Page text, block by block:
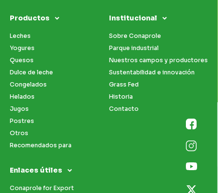
Productos
Leches
Yogures
Quesos
Dulce de leche
Congelados
Helados
Jugos
Postres
Otros
Recomendados para
Institucional
Sobre Conaprole
Parque industrial
Nuestros campos y productores
Sustentabilidad e innovación
Grass Fed
Historia
Contacto
Enlaces útiles
Conaprole for Export